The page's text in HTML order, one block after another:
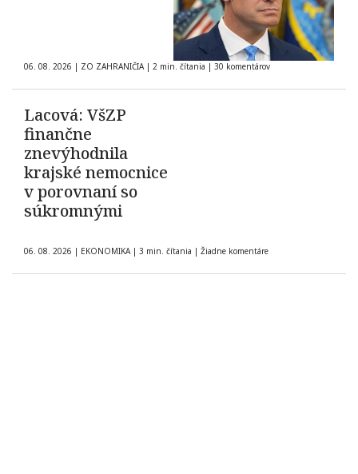
06. 08. 2026 | ZO ZAHRANIČIA | 2 min. čítania | 30 komentárov
Lacová: VšZP
finančne
znevýhodnila
krajské nemocnice
v porovnaní so
súkromnými
06. 08. 2026 | EKONOMIKA | 3 min. čítania | Žiadne komentáre